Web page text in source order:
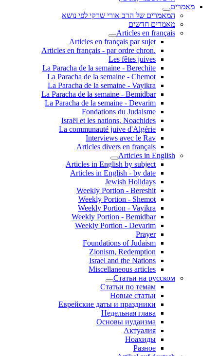
מאמרים
המאמרים של הרב אורי שרקי לפי נושא
מאמרים חדשים
Articles en français
Articles en français par sujet
.Articles en français - par ordre chron
Les fêtes juives
La Paracha de la semaine - Berechite
La Paracha de la semaine - Chemot
La Paracha de la semaine - Vayikra
La Paracha de la semaine - Bemidbar
La Paracha de la semaine - Devarim
Fondations du Judaisme
Israël et les nations, Noachides
La communauté juive d'Algérie
Interviews avec le Rav
Articles divers en français
Articles in English
Articles in English by subject
Articles in English - by date
Jewish Holidays
Weekly Portion - Bereshit
Weekly Portion - Shemot
Weekly Portion - Vayikra
Weekly Portion - Bemidbar
Weekly Portion - Devarim
Prayer
Foundations of Judaism
Zionism, Redemption
Israel and the Nations
Miscellaneous articles
Статьи на русском
Статьи по темам
Новые статьи
Еврейские даты и праздники
Недельная глава
Основы иудаизма
Актуалия
Ноахиды
Разное